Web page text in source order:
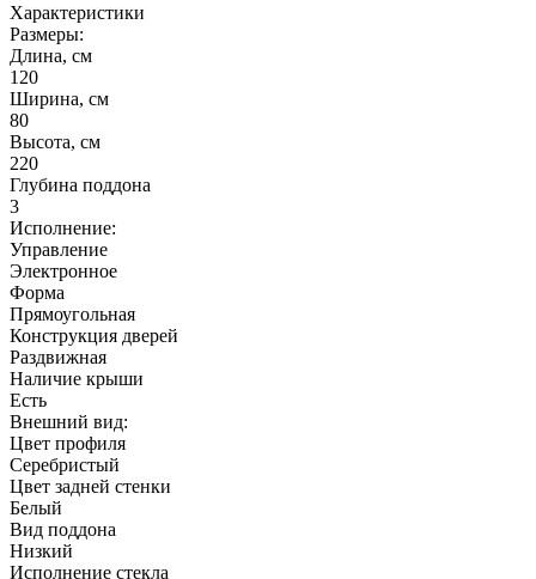
Характеристики
Размеры:
Длина, см
120
Ширина, см
80
Высота, см
220
Глубина поддона
3
Исполнение:
Управление
Электронное
Форма
Прямоугольная
Конструкция дверей
Раздвижная
Наличие крыши
Есть
Внешний вид:
Цвет профиля
Серебристый
Цвет задней стенки
Белый
Вид поддона
Низкий
Исполнение стекла